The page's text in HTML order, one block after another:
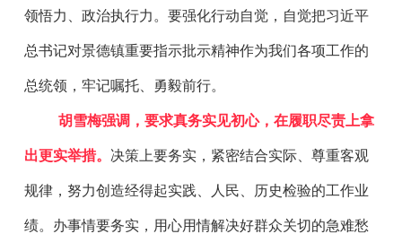
领悟力、政治执行力。要强化行动自觉，自觉把习近平
总书记对景德镇重要指示批示精神作为我们各项工作的
总统领，牢记嘱托、勇毅前行。
胡雪梅强调，要求真务实见初心，在履职尽责上拿
出更实举措。 决策上要务实，紧密结合实际、尊重客观
规律，努力创造经得起实践、人民、历史检验的工作业
绩。办事情要务实，用心用情解决好群众关切的急难愁